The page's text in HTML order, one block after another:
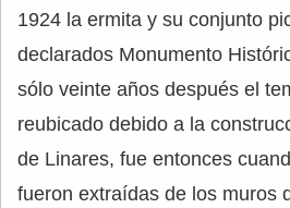
1924 la ermita y su conjunto
declarados Monumento
sólo veinte años después el
reubicado debido a la
de Linares, fue entonces
fueron extraídas de los muros